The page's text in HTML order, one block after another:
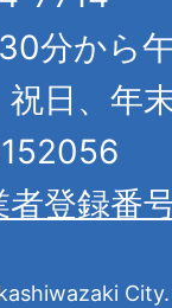
分から
祝日、年
登録番